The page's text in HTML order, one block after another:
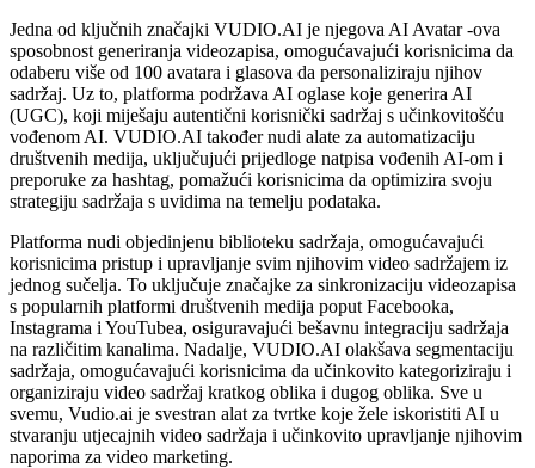
Jedna od ključnih značajki VUDIO.AI je njegova AI Avatar -ova
sposobnost generiranja videozapisa, omogućavajući korisnicima da
odaberu više od 100 avatara i glasova da personaliziraju njihov
sadržaj. Uz to, platforma podržava AI oglase koje generira AI
(UGC), koji miješaju autentični korisnički sadržaj s učinkovitošću
vođenom AI. VUDIO.AI također nudi alate za automatizaciju
društvenih medija, uključujući prijedloge natpisa vođenih AI-om i
preporuke za hashtag, pomažući korisnicima da optimizira svoju
strategiju sadržaja s uvidima na temelju podataka.
Platforma nudi objedinjenu biblioteku sadržaja, omogućavajući
korisnicima pristup i upravljanje svim njihovim video sadržajem iz
jednog sučelja. To uključuje značajke za sinkronizaciju videozapisa
s popularnih platformi društvenih medija poput Facebooka,
Instagrama i YouTubea, osiguravajući bešavnu integraciju sadržaja
na različitim kanalima. Nadalje, VUDIO.AI olakšava segmentaciju
sadržaja, omogućavajući korisnicima da učinkovito kategoriziraju i
organiziraju video sadržaj kratkog oblika i dugog oblika. Sve u
svemu, Vudio.ai je svestran alat za tvrtke koje žele iskoristiti AI u
stvaranju utjecajnih video sadržaja i učinkovito upravljanje njihovim
naporima za video marketing.